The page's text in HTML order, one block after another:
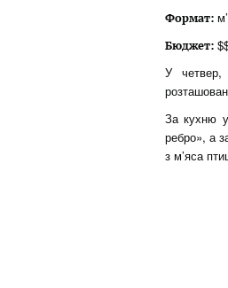
Формат:
Бюджет:
У четвер,
За кухню у
ребро», а
з м’яса